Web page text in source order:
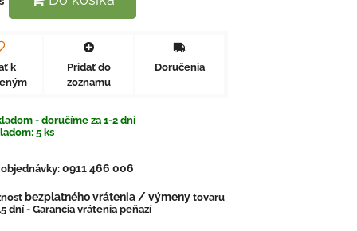
k
Pridať do
zoznamu
Doručenia
- doručíme za 1-2 dni
5 ks
0911 466 006
bezplatného vrátenia / výmeny tovaru
dní - Garancia vrátenia peňazí